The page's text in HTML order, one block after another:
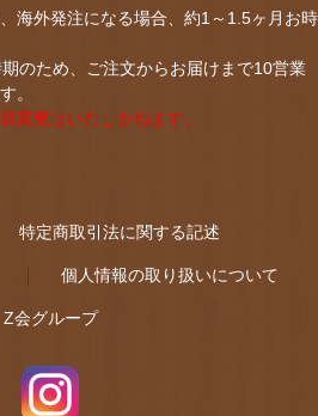
海外発注になる場合、約1～1.5ヶ月お時
のため、ご注文からお届けまで10営業
。
変更はいたしかねます。
特定商取引法に関する記述
個人情報の取り扱いについて
Z会グループ